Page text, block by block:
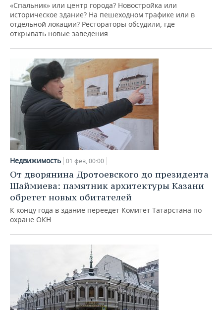
ТЕЛЕКОММУНИКАЦИИ
БИЗНЕС-БРАНЧИ
ONLINE-КОНФЕРЕНЦИИ
ФУТБОЛ
ХОККЕЙ
ВОЛЕЙБОЛ
КИБЕРСПОРТ
ФИГУРНОЕ КАТАНИЕ
ВОДНЫЕ ВИДЫ СПОРТА
ХОККЕЙ С МЯЧОМ
НОВОСТИ ОБЩЕСТВА
ВЛАСТЬ
ИСТОРИЯ
КУЛЬТУРА
МЕДИЦИНА
ОБРАЗОВАНИЕ
ПРОИСШЕСТВИЯ
ФОТОГАЛЕРЕЯ
СЮЖЕТЫ
СПИСОК ПЕРСОН
СПИСОК КОМПАНИЙ
ПОЛНАЯ ВЕРСИЯ
«Спальник» или центр города? Новостройка или
историческое здание? На пешеходном трафике или в
отдельной локации? Рестораторы обсудили, где
открывать новые заведения
Недвижимость 01 фев, 00:00
От дворянина Дротоевского до президента
Шаймиева: памятник архитектуры Казани
обретет новых обитателей
К концу года в здание переедет Комитет Татарстана по
охране ОКН